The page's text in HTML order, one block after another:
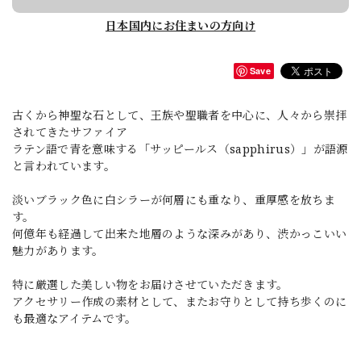
日本国内にお住まいの方向け
Save
古くから神聖な石として、王族や聖職者を中心に、人々から崇拝
されてきたサファイア
ラテン語で青を意味する「サッピールス（sapphirus）」が語源
と言われています。
淡いブラック色に白シラーが何層にも重なり、重厚感を放ちま
す。
何億年も経過して出来た地層のような深みがあり、渋かっこいい
魅力があります。
特に厳選した美しい物をお届けさせていただきます。
アクセサリー作成の素材として、またお守りとして持ち歩くのに
も最適なアイテムです。